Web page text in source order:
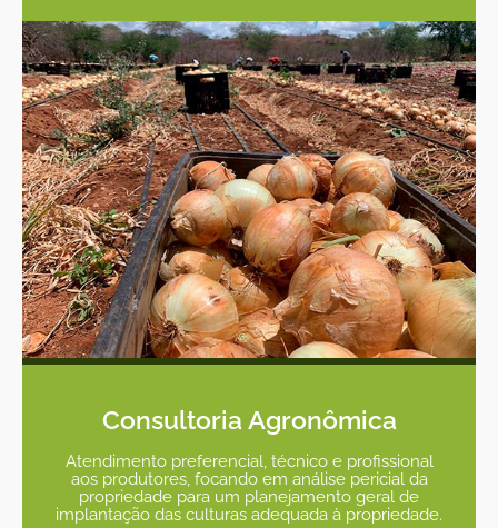
Consultoria Agronômica
Atendimento preferencial, técnico e profissional
aos produtores, focando em análise pericial da
propriedade para um planejamento geral de
implantação das culturas adequada à propriedade.